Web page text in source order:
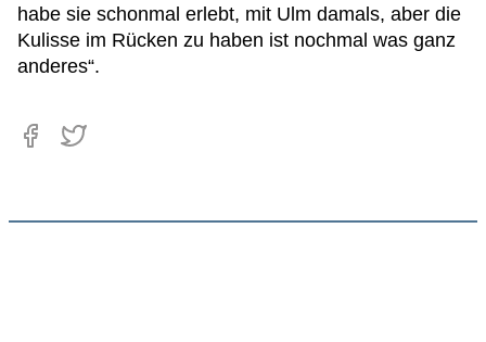
habe sie schonmal erlebt, mit Ulm damals, aber die
Kulisse im Rücken zu haben ist nochmal was ganz
anderes“.